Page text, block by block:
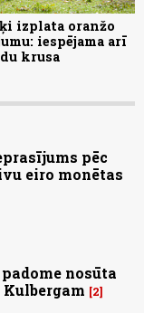
izplata oranžo
iespējama arī
krusa
pēc
eiro monētas
nosūta
2